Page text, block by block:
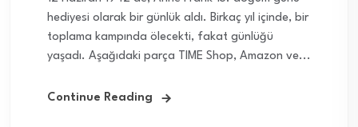
hediyesi olarak bir günlük aldı. Birkaç yıl içinde, bir
toplama kampında ölecekti, fakat günlüğü
yaşadı. Aşağıdaki parça TIME Shop, Amazon ve...
Continue Reading